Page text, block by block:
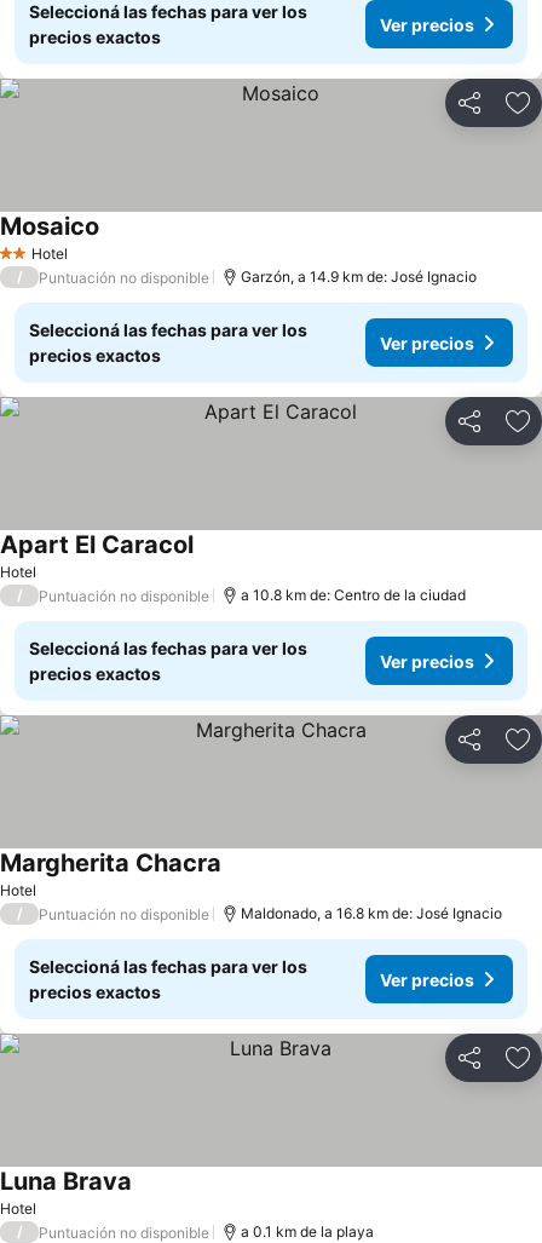
Seleccioná las fechas para ver los
precios exactos
Ver precios
Compartir
2 Estrellas
Hotel
Mosaico
/ Puntuación no disponible Garzón, a 14.9 km de: José Ignacio
Seleccioná las fechas para ver los
precios exactos
Ver precios
Compartir
Hotel
Apart El Caracol
/ Puntuación no disponible a 10.8 km de: Centro de la ciudad
Seleccioná las fechas para ver los
precios exactos
Ver precios
Compartir
Hotel
Margherita Chacra
/ Puntuación no disponible Maldonado, a 16.8 km de: José Ignacio
Seleccioná las fechas para ver los
precios exactos
Ver precios
Compartir
Hotel
Luna Brava
/ Puntuación no disponible a 0.1 km de la playa